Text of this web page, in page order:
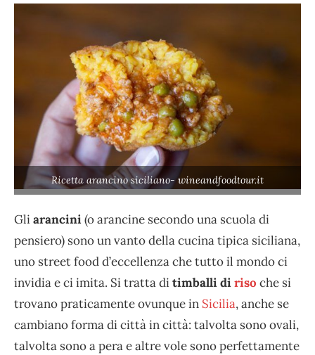
Ricetta arancino siciliano- wineandfoodtour.it
Gliarancini(o arancine secondo una scuola di
pensiero) sono un vanto della cucina tipica siciliana,
uno street food d’eccellenza che tutto il mondo ci
invidia e ci imita. Si tratta ditimballi diriso che si
trovano praticamente ovunque in Sicilia, anche se
cambiano forma di città in città: talvolta sono ovali,
talvolta sono a pera e altre vole sono perfettamente